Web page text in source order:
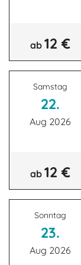
ab12 €
Samstag
22.
Aug 2026
ab12 €
Sonntag
23.
Aug 2026